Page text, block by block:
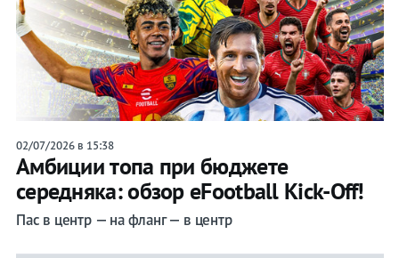
02/07/2026 в 15:38
Амбиции топа при бюджете
середняка: обзор eFootball Kick-Off!
Пас в центр — на фланг — в центр